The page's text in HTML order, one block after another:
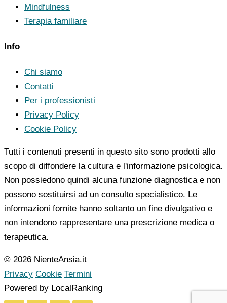
Mindfulness
Terapia familiare
Info
Chi siamo
Contatti
Per i professionisti
Privacy Policy
Cookie Policy
Tutti i contenuti presenti in questo sito sono prodotti allo
scopo di diffondere la cultura e l'informazione psicologica.
Non possiedono quindi alcuna funzione diagnostica e non
possono sostituirsi ad un consulto specialistico. Le
informazioni fornite hanno soltanto un fine divulgativo e
non intendono rappresentare una prescrizione medica o
terapeutica.
© 2026 NienteAnsia.it
Privacy Cookie Termini
Powered by LocalRanking